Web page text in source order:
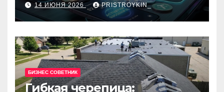
USDT
14 ИЮНЯ 2026 PRISTROYKIN_
БИЗНЕС СОВЕТНИК
Гибкая черепица: